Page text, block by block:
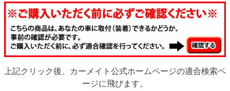
上記クリック後、カーメイト公式ホームページの適合検索ペ
ージに飛びます。